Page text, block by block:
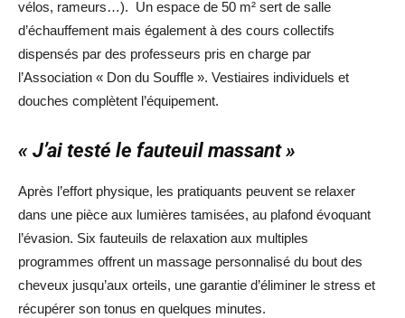
vélos, rameurs…). Un espace de 50 m² sert de salle
d’échauffement mais également à des cours collectifs
dispensés par des professeurs pris en charge par
l’Association « Don du Souffle ». Vestiaires individuels et
douches complètent l’équipement.
« J’ai testé le fauteuil massant »
Après l’effort physique, les pratiquants peuvent se relaxer
dans une pièce aux lumières tamisées, au plafond évoquant
l’évasion. Six fauteuils de relaxation aux multiples
programmes offrent un massage personnalisé du bout des
cheveux jusqu’aux orteils, une garantie d’éliminer le stress et
récupérer son tonus en quelques minutes.